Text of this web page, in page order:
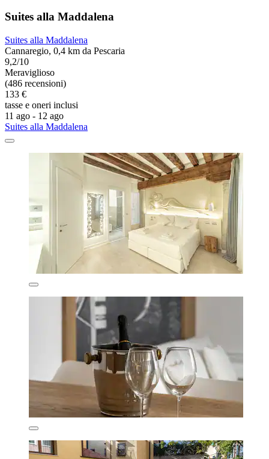
Suites alla Maddalena
Suites alla Maddalena
Cannaregio, 0,4 km da Pescaria
9,2/10
Meraviglioso
(486 recensioni)
133 €
tasse e oneri inclusi
11 ago - 12 ago
Suites alla Maddalena